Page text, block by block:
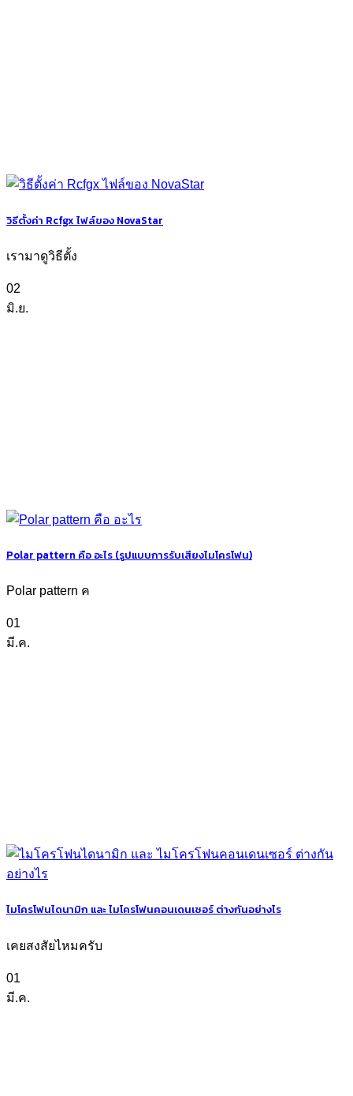
วิธีตั้งค่า Rcfgx ไฟล์ของ NovaStar
เรามาดูวิธีตั้ง
02
มิ.ย.
Polar pattern คือ อะไร (รูปแบบการรับเสียงไมโครโฟน)
Polar pattern ค
01
มี.ค.
ไมโครโฟนไดนามิก และ ไมโครโฟนคอนเดนเซอร์ ต่างกันอย่างไร
เคยสงสัยไหมครับ
01
มี.ค.